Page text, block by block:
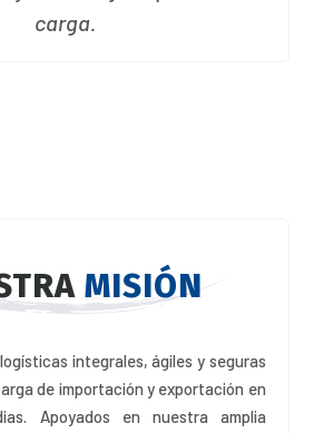
carga.
MISIÓN
integrales, ágiles y seguras
de importación y exportación en
. Apoyados en nuestra amplia